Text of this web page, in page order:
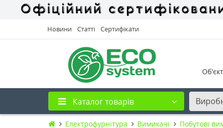
Новини Статті Сертифікати
Каталог товарів
Електрофурнітура Вимикачі Побутові